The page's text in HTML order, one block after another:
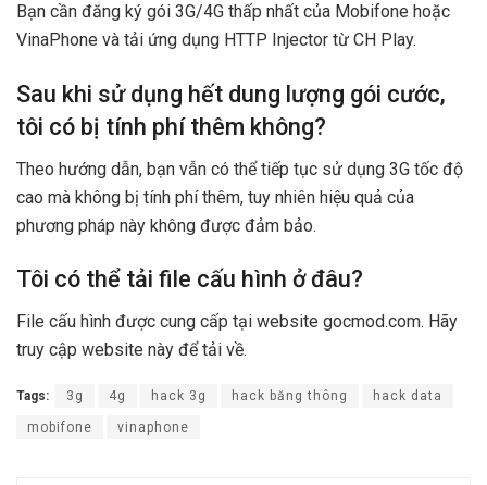
Bạn cần đăng ký gói 3G/4G thấp nhất của Mobifone hoặc
VinaPhone và tải ứng dụng HTTP Injector từ CH Play.
Sau khi sử dụng hết dung lượng gói cước,
tôi có bị tính phí thêm không?
Theo hướng dẫn, bạn vẫn có thể tiếp tục sử dụng 3G tốc độ
cao mà không bị tính phí thêm, tuy nhiên hiệu quả của
phương pháp này không được đảm bảo.
Tôi có thể tải file cấu hình ở đâu?
File cấu hình được cung cấp tại website gocmod.com. Hãy
truy cập website này để tải về.
Tags: 3g 4g hack 3g hack băng thông hack data
mobifone vinaphone